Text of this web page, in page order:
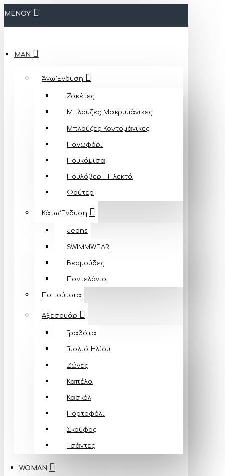
ΜΕΝΟΥ
MAN
Άνω Ένδυση
Ζακέτες
Μπλούζες Mακρυμάνικες
Μπλούζες Κοντομάνικες
Πανωφόρι
Πουκάμισα
Πουλόβερ - Πλεκτά
Φούτερ
Κάτω Ένδυση
Jeans
SWIMMWEAR
Βερμούδες
Παντελόνια
Παπούτσια
Αξεσουάρ
Γραβάτα
Γυαλιά Ηλίου
Ζώνες
Καπέλα
Κασκόλ
Πορτοφόλι
Σκούφος
Τσάντες
WOMAN